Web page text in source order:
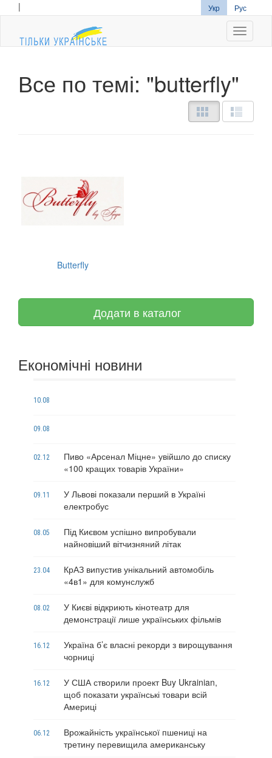
| Укр Рус
Все по темі: "butterfly"
Butterfly
Додати в каталог
Економічні новини
10.08
09.08
02.12
Пиво «Арсенал Міцне» увійшло до списку
«100 кращих товарів України»
09.11
У Львові показали перший в Україні
електробус
08.05
Під Києвом успішно випробували
найновіший вітчизняний літак
23.04
КрАЗ випустив унікальний автомобіль
«4в1» для комунслужб
08.02
У Києві відкриють кінотеатр для
демонстрації лише українських фільмів
16.12
Україна б’є власні рекорди з вирощування
чорниці
16.12
У США створили проект Buy Ukrainian,
щоб показати українські товари всій
Америці
06.12
Врожайність української пшениці на
третину перевищила американську